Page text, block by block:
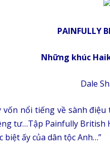
PAINFULLY
Những khúc
Dale
nổi tiếng về sành
tư…Tập Painfully
biệt ấy của dân tộc Anh…”